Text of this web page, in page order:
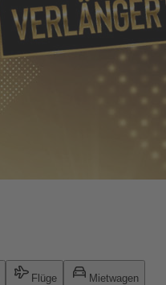
Flüge Mietwagen